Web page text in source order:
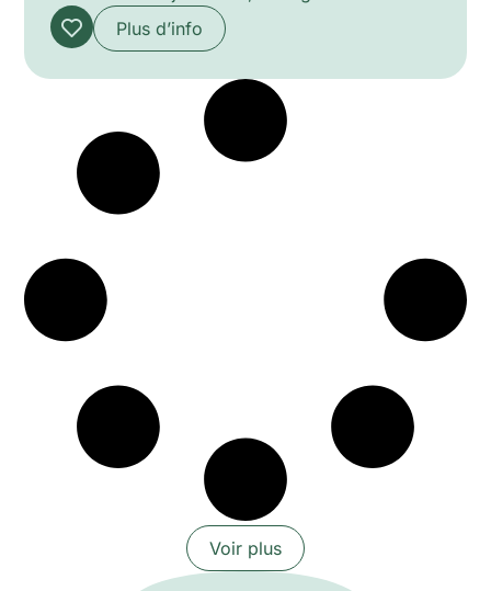
merveilleux. Conçu et dirigé par El Patio
Teatro et interprété par Izaskun Fernández et
scientifique et imaginaire fantastique pour
révéler l’anatomie et les mystères de notre vie
intérieure. Voyage sensoriel, tactile et
poétique, il invite adultes et adolescents à
redécouvrir leur incarnation et leur existence.
Plus d’info
Voir plus